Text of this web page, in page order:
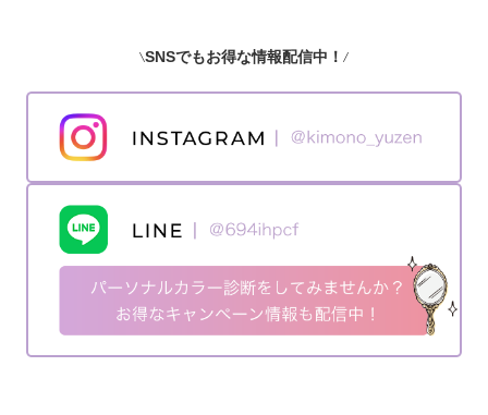
SNSでもお得な情報配信中！